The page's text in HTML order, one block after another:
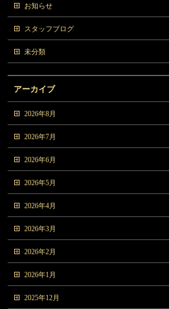
お知らせ
スタッフブログ
未分類
アーカイブ
2026年8月
2026年7月
2026年6月
2026年5月
2026年4月
2026年3月
2026年2月
2026年1月
2025年12月